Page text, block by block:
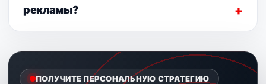
рекламы?
ПОЛУЧИТЕ ПЕРСОНАЛЬНУЮ СТРАТЕГИЮ